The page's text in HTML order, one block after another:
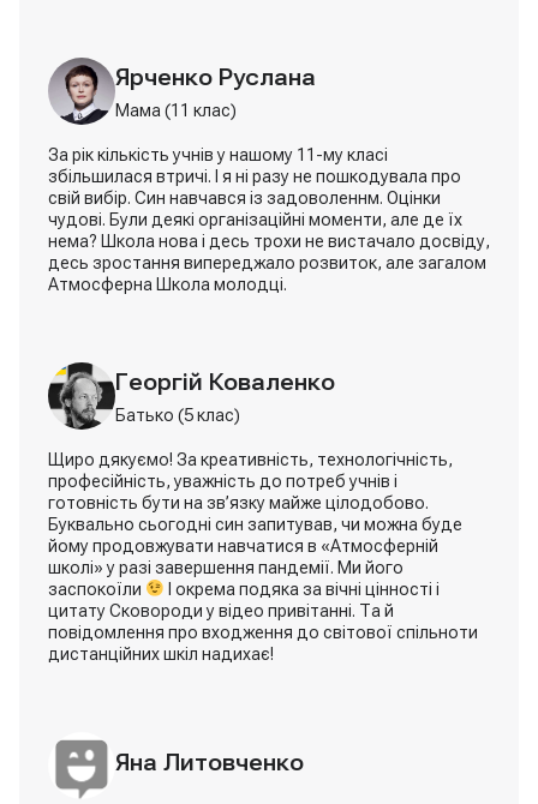
Марина Колос
Ярченко Руслана
Мама (11 клас)
За рік кількість учнів у нашому 11-му класі
збільшилася втричі. І я ні разу не пошкодувала про
свій вибір. Син навчався із задоволеннм. Оцінки
чудові. Були деякі організаційні моменти, але де їх
нема? Школа нова і десь трохи не вистачало досвіду,
десь зростання випереджало розвиток, але загалом
Атмосферна Школа молодці.
Георгій Коваленко
Батько (5 клас)
Щиро дякуємо! За креативність, технологічність,
професійність, уважність до потреб учнів і
готовність бути на зв’язку майже цілодобово.
Буквально сьогодні син запитував, чи можна буде
йому продовжувати навчатися в «Атмосферній
школі» у разі завершення пандемії. Ми його
заспокоїли
І окрема подяка за вічні цінності і
цитату Сковороди у відео привітанні. Та й
повідомлення про входження до світової спільноти
дистанційних шкіл надихає!
Яна Литовченко